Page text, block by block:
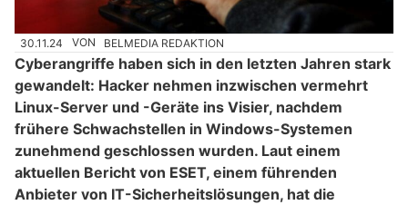
30.11.24 VON BELMEDIA REDAKTION
Cyberangriffe haben sich in den letzten Jahren stark
gewandelt: Hacker nehmen inzwischen vermehrt
Linux-Server und -Geräte ins Visier, nachdem
frühere Schwachstellen in Windows-Systemen
zunehmend geschlossen wurden. Laut einem
aktuellen Bericht von ESET, einem führenden
Anbieter von IT-Sicherheitslösungen, hat die